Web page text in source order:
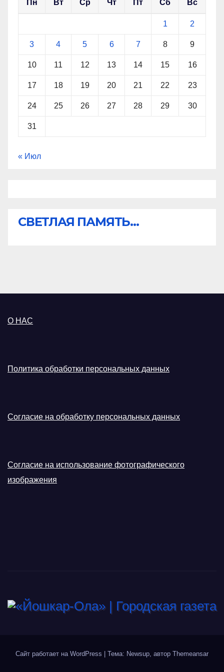
Пн Вт Ср Чт Пт Сб Вс
1 2
3 4 5 6 7 8 9
10 11 12 13 14 15 16
17 18 19 20 21 22 23
24 25 26 27 28 29 30
31
« Июл
СВЕТЛАЯ ПАМЯТЬ...
О НАС
Политика обработки персональных данных
Согласие на обработку персональных данных
Согласие на использование фотографического
изображения
Сайт работает на WordPress | Тема: Newsup, автор Themeansar